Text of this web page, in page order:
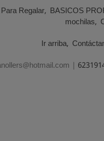
Para Regalar BASICOS
mochilas
Ir arriba
|